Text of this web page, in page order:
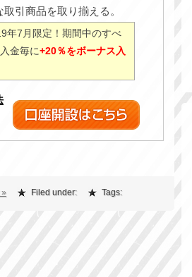
引商品を取り揃える。
年7月限定！期間中のすべ
金毎に+20％をボーナス入
» Filed under: Tags: